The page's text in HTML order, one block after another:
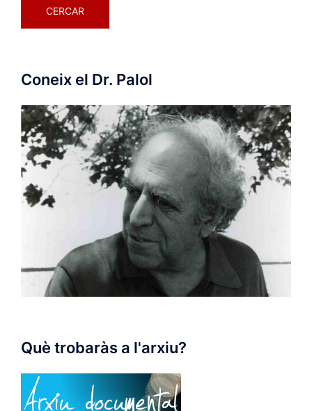
Coneix el Dr. Palol
Què trobaràs a l'arxiu?